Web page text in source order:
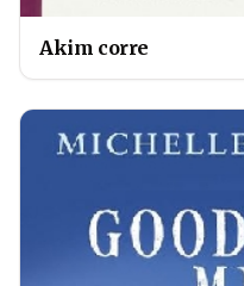
Akim corre